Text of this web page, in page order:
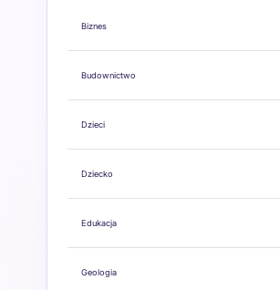
Biznes
Budownictwo
Dzieci
Dziecko
Edukacja
Geologia